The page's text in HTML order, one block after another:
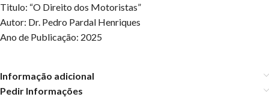
Titulo: “O Direito dos Motoristas”
Autor: Dr. Pedro Pardal Henriques
Ano de Publicação: 2025
Informação adicional
Pedir Informações